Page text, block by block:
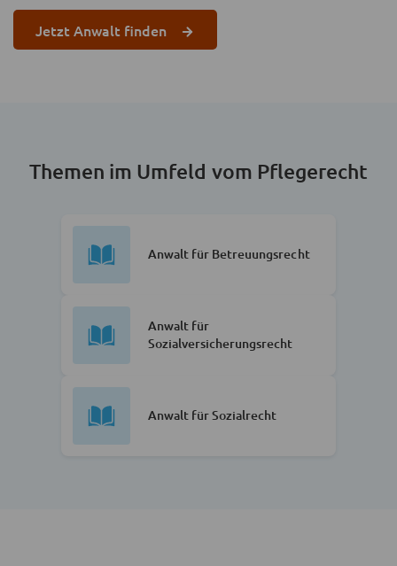
Jetzt Anwalt finden
Themen im Umfeld vom Pflegerecht
Anwalt für Betreuungsrecht
Anwalt für
Sozialversicherungsrecht
Anwalt für Sozialrecht